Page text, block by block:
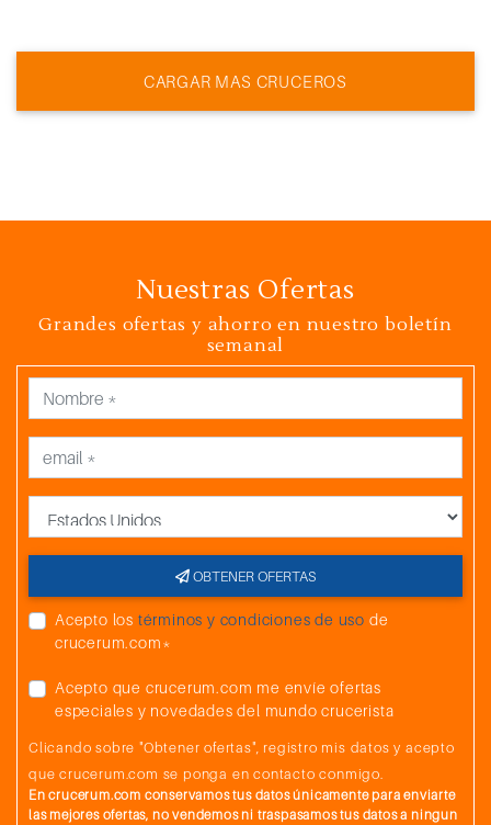
CARGAR MAS CRUCEROS
Nuestras Ofertas
Grandes ofertas y ahorro en nuestro boletín
semanal
OBTENER OFERTAS
Acepto los términos y condiciones de uso de
crucerum.com*
Acepto que crucerum.com me envíe ofertas
especiales y novedades del mundo crucerista
Clicando sobre "Obtener ofertas", registro mis datos y acepto
que crucerum.com se ponga en contacto conmigo.
En crucerum.com conservamos tus datos únicamente para enviarte
las mejores ofertas, no vendemos ni traspasamos tus datos a ningun